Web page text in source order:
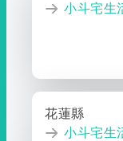
小斗宅生
花蓮縣
小斗宅生